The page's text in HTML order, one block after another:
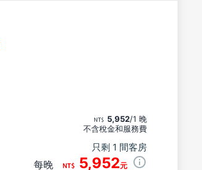
5,952/1 晚
不含稅金和服務費
只剩 1 間客房
每晚 5,952元